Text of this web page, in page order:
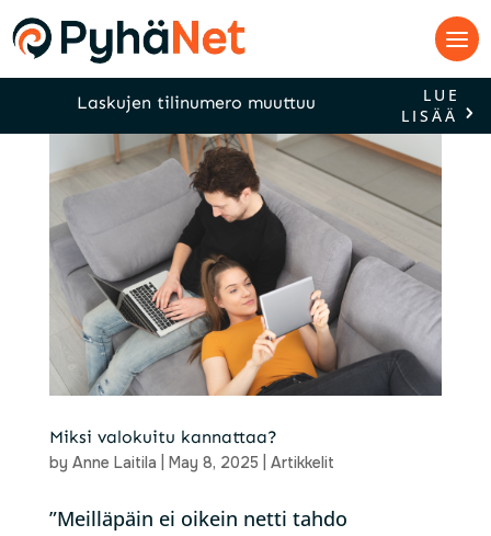
Laskujen tilinumero muuttuu
LUE
LISÄÄ
Miksi valokuitu kannattaa?
by Anne Laitila May 8, 2025 Artikkelit
”Meilläpäin ei oikein netti tahdo